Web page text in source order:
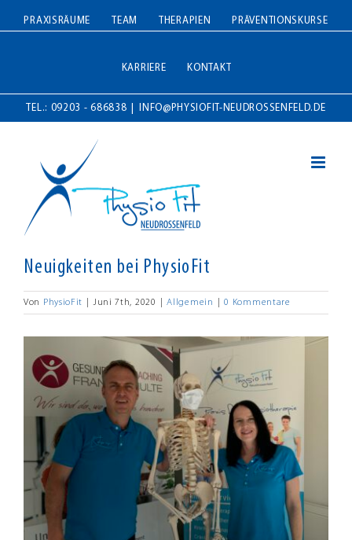
Inhalt
PRAXISRÄUME TEAM THERAPIEN PRÄVENTIONSKURSE
KARRIERE KONTAKT
TEL.: 09203 - 686838 INFO@PHYSIOFIT-NEUDROSSENFELD.DE
Neuigkeiten bei PhysioFit
Von PhysioFit Juni 7th, 2020 Allgemein 0 Kommentare
grösseres
Bild